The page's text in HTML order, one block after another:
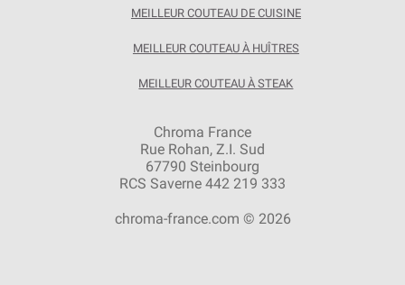
MEILLEUR COUTEAU DE CUISINE
MEILLEUR COUTEAU À HUÎTRES
MEILLEUR COUTEAU À STEAK
Chroma France
Rue Rohan, Z.I. Sud
67790 Steinbourg
RCS Saverne 442 219 333
chroma-france.com © 2026